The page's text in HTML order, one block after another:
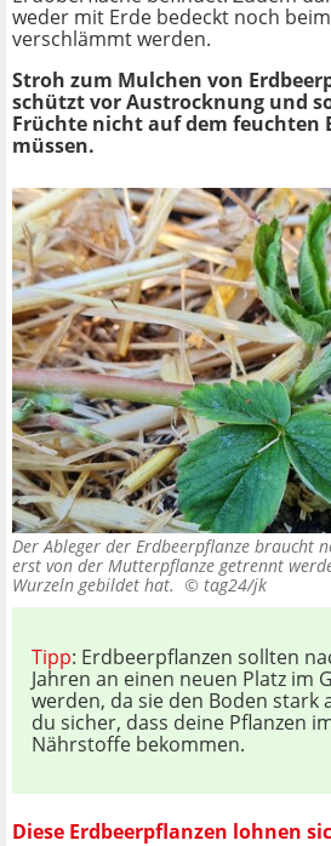
weder mit Erde bedeckt noch
verschlämmt werden.
Stroh zum Mulchen von
schützt vor Austrocknung und
Früchte nicht auf dem feuchten
müssen.
Der Ableger der Erdbeerpflanze braucht
erst von der Mutterpflanze getrennt
Wurzeln gebildet hat. © tag24/jk
Tipp: Erdbeerpflanzen sollten
Jahren an einen neuen Platz im
werden, da sie den Boden stark
du sicher, dass deine Pflanzen
Nährstoffe bekommen.
Diese Erdbeerpflanzen lohnen